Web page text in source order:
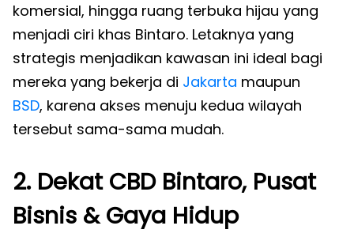
komersial, hingga ruang terbuka hijau yang
menjadi ciri khas Bintaro. Letaknya yang
strategis menjadikan kawasan ini ideal bagi
mereka yang bekerja di Jakarta maupun
BSD, karena akses menuju kedua wilayah
tersebut sama-sama mudah.
2. Dekat CBD Bintaro, Pusat
Bisnis & Gaya Hidup